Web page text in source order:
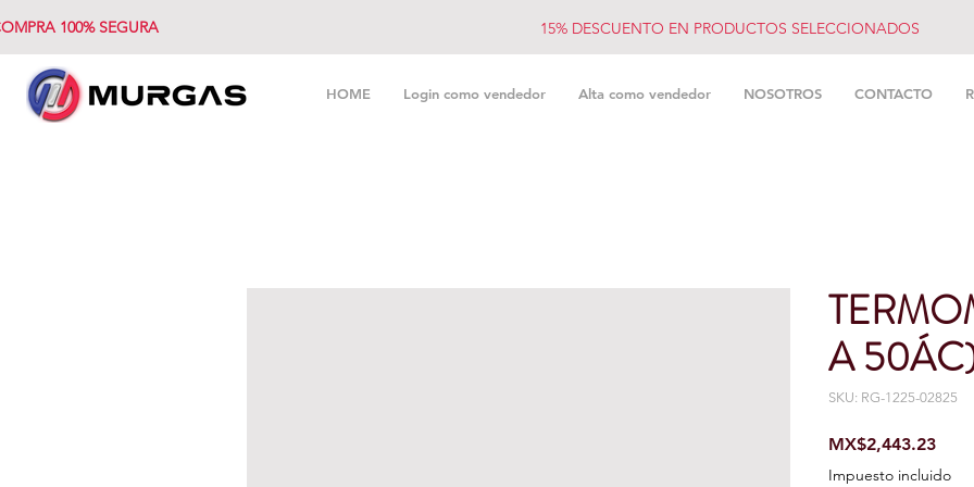
100% SEGURA 15% DESCUENTO EN PRODUCTOS SELECCIONADOS
HOME Login como vendedor Alta como vendedor NOSOTROS CONTACTO
A
SKU: RG-1225-02825
MX$2,443.23
Impuesto incluido